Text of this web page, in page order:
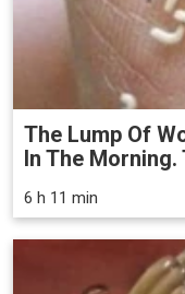
The Lump Of
In The Morning.
6 h 11 min